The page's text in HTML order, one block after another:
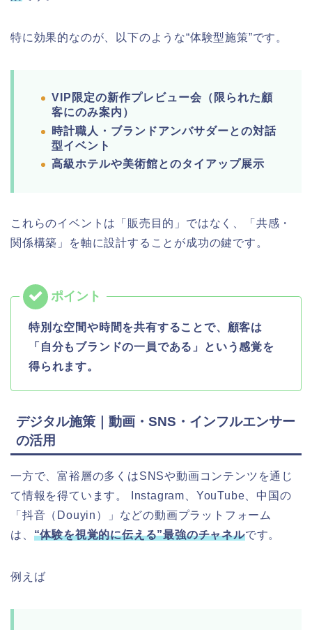
特に効果的なのが、以下のような“体験型施策”です。
VIP限定の新作プレビュー会（限られた顧
客にのみ案内）
時計職人・ブランドアンバサダーとの対話
型イベント
高級ホテルや美術館とのタイアップ展示
これらのイベントは「販売目的」ではなく、「共感・
関係構築」を軸に設計することが成功の鍵です。
特別な空間や時間を共有することで、顧客は
「自分もブランドの一員である」という感覚を
得られます。
デジタル施策｜動画・SNS・インフルエンサー
の活用
一方で、富裕層の多くはSNSや動画コンテンツを通じ
て情報を得ています。 Instagram、YouTube、中国の
「抖音（Douyin）」などの動画プラットフォーム
は、 “体験を視覚的に伝える”最強のチャネルです。
例えば